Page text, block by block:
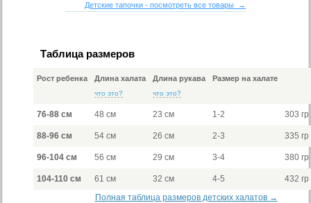
Детские тапочки - посмотреть все товары →
Таблица размеров
Рост ребенка Длина халата
что это?
Длина рукава
что это?
Размер на халате
76-88 см 48 см 23 см 1-2 303 гр
88-96 см 54 см 26 см 2-3 335 гр
96-104 см 56 см 29 см 3-4 380 гр
104-110 см 61 см 32 см 4-5
432 гр
Полная таблица размеров детских халатов →